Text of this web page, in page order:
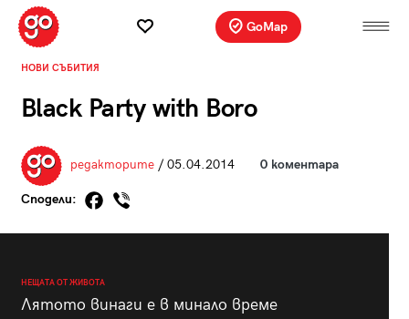
GoMap
НОВИ СЪБИТИЯ
Black Party with Boro
редакторите/ 05.04.2014 0 коментара
Сподели:
НЕЩАТА ОТ ЖИВОТА
Лятото винаги е в минало време